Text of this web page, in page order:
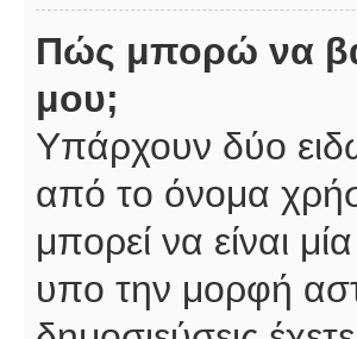
Πώς μπορώ να
μου;
Υπάρχουν δύο
από το όνομα
μπορεί να είναι
υπο την μορφή